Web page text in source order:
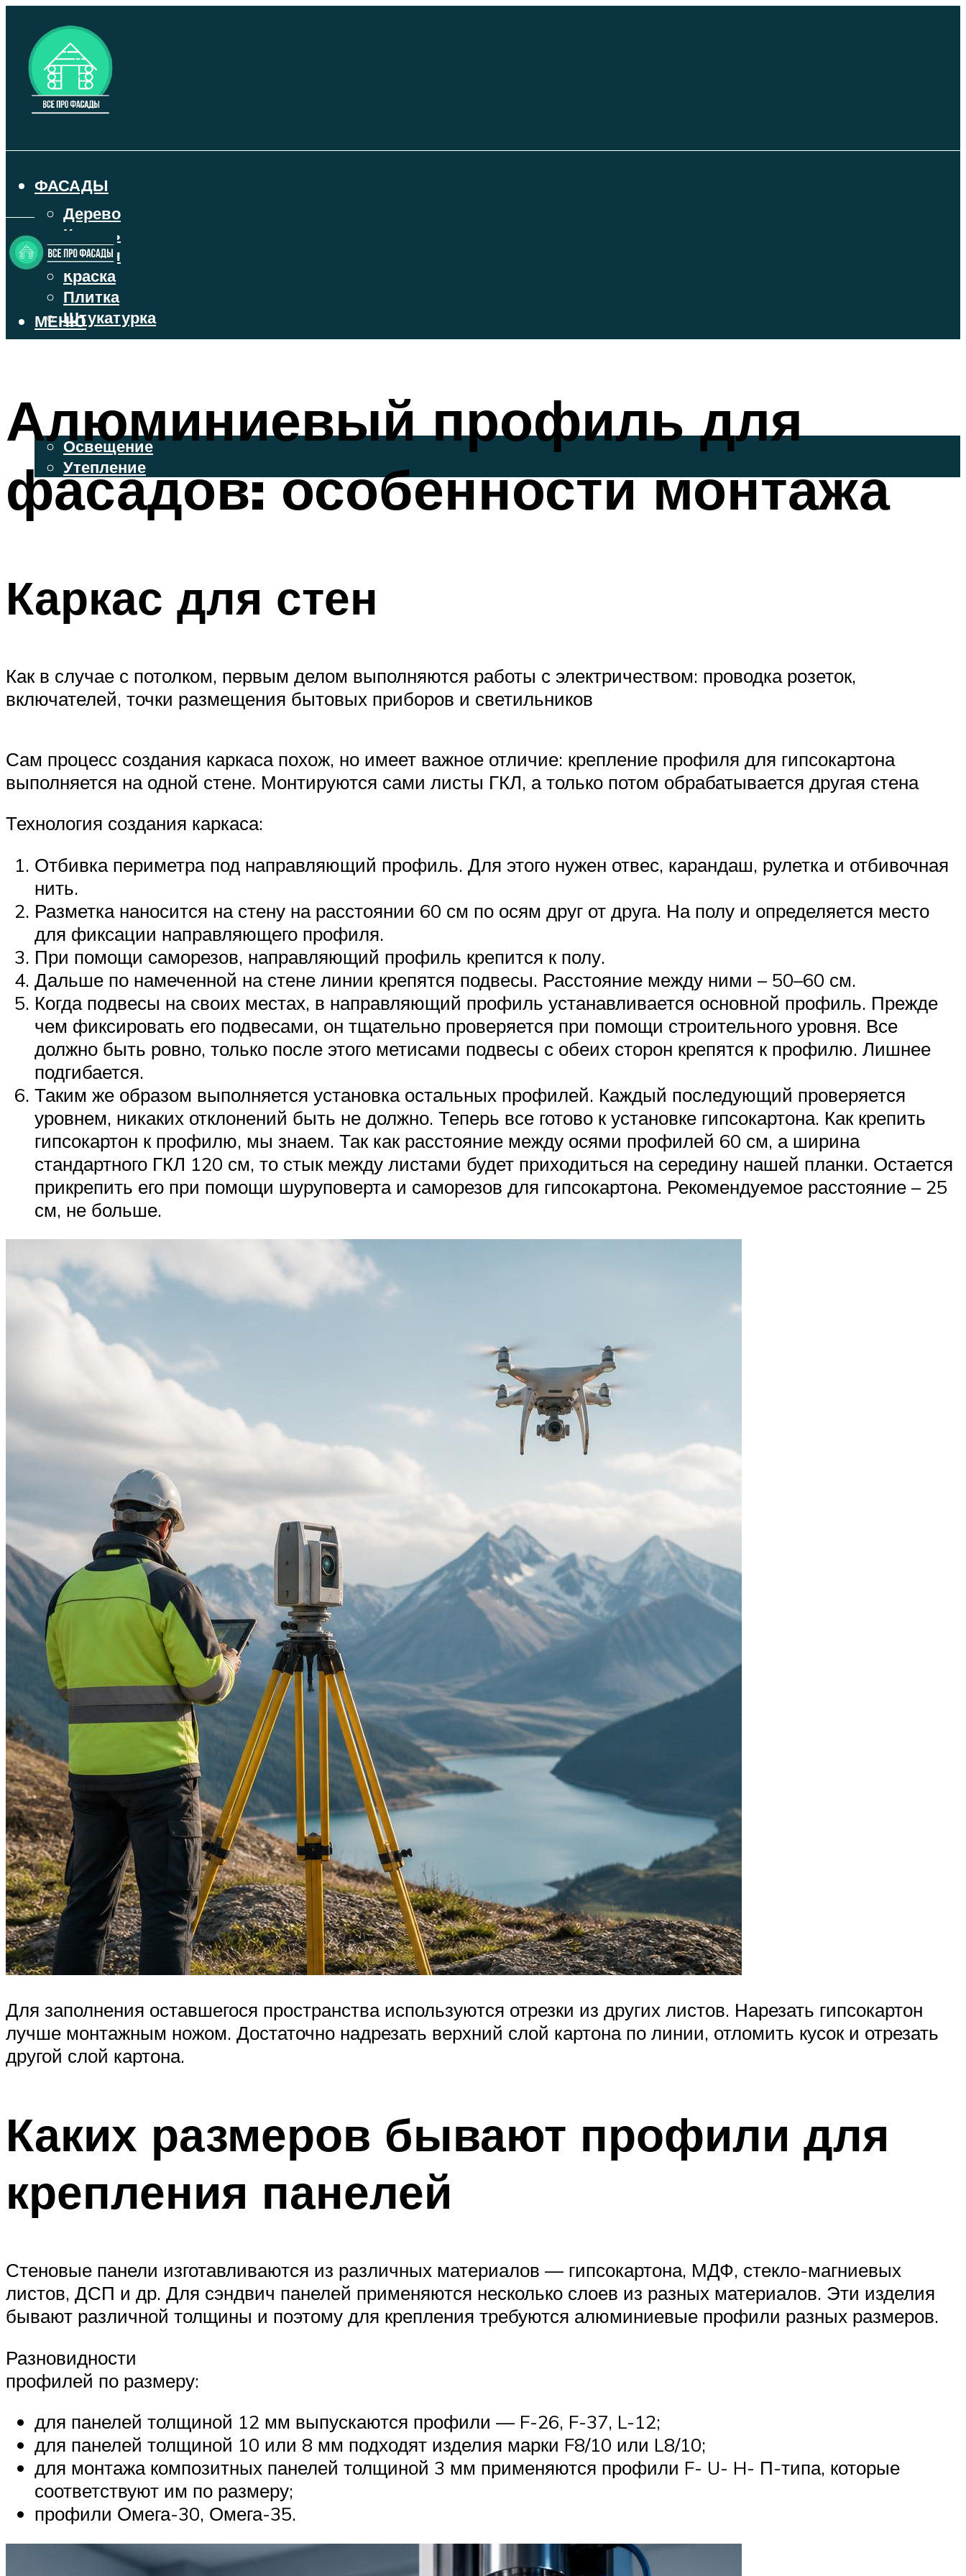
ФАСАДЫ
Дерево
Камень
Кирпич
Краска
Плитка
Штукатурка
ВЕНТИЛИРУЕМЫЕ ФАСАДЫ
ОСВЕЩЕНИЕ И УТЕПЛЕНИЕ
Освещение
Утепление
ДЕКОР
МЕНЮ
Алюминиевый профиль для
фасадов: особенности монтажа
Каркас для стен
Как в случае с потолком, первым делом выполняются работы с электричеством: проводка розеток,
включателей, точки размещения бытовых приборов и светильников
Сам процесс создания каркаса похож, но имеет важное отличие: крепление профиля для гипсокартона
выполняется на одной стене. Монтируются сами листы ГКЛ, а только потом обрабатывается другая стена
Технология создания каркаса:
Отбивка периметра под направляющий профиль. Для этого нужен отвес, карандаш, рулетка и отбивочная
нить.
Разметка наносится на стену на расстоянии 60 см по осям друг от друга. На полу и определяется место
для фиксации направляющего профиля.
При помощи саморезов, направляющий профиль крепится к полу.
Дальше по намеченной на стене линии крепятся подвесы. Расстояние между ними – 50–60 см.
Когда подвесы на своих местах, в направляющий профиль устанавливается основной профиль. Прежде
чем фиксировать его подвесами, он тщательно проверяется при помощи строительного уровня. Все
должно быть ровно, только после этого метисами подвесы с обеих сторон крепятся к профилю. Лишнее
подгибается.
Таким же образом выполняется установка остальных профилей. Каждый последующий проверяется
уровнем, никаких отклонений быть не должно. Теперь все готово к установке гипсокартона. Как крепить
гипсокартон к профилю, мы знаем. Так как расстояние между осями профилей 60 см, а ширина
стандартного ГКЛ 120 см, то стык между листами будет приходиться на середину нашей планки. Остается
прикрепить его при помощи шуруповерта и саморезов для гипсокартона. Рекомендуемое расстояние – 25
см, не больше.
Для заполнения оставшегося пространства используются отрезки из других листов. Нарезать гипсокартон
лучше монтажным ножом. Достаточно надрезать верхний слой картона по линии, отломить кусок и отрезать
другой слой картона.
Каких размеров бывают профили для
крепления панелей
Стеновые панели изготавливаются из различных материалов — гипсокартона, МДФ, стекло-магниевых
листов, ДСП и др. Для сэндвич панелей применяются несколько слоев из разных материалов. Эти изделия
бывают различной толщины и поэтому для крепления требуются алюминиевые профили разных размеров.
Разновидности
профилей по размеру:
для панелей толщиной 12 мм выпускаются профили — F-26, F-37, L-12;
для панелей толщиной 10 или 8 мм подходят изделия марки F8/10 или L8/10;
для монтажа композитных панелей толщиной 3 мм применяются профили F- U- H- П-типа, которые
соответствуют им по размеру;
профили Омега-30, Омега-35.